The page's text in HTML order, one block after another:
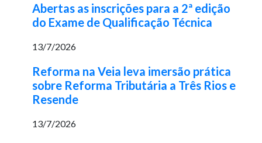
Abertas as inscrições para a 2ª edição
do Exame de Qualificação Técnica
13/7/2026
Reforma na Veia leva imersão prática
sobre Reforma Tributária a Três Rios e
Resende
13/7/2026